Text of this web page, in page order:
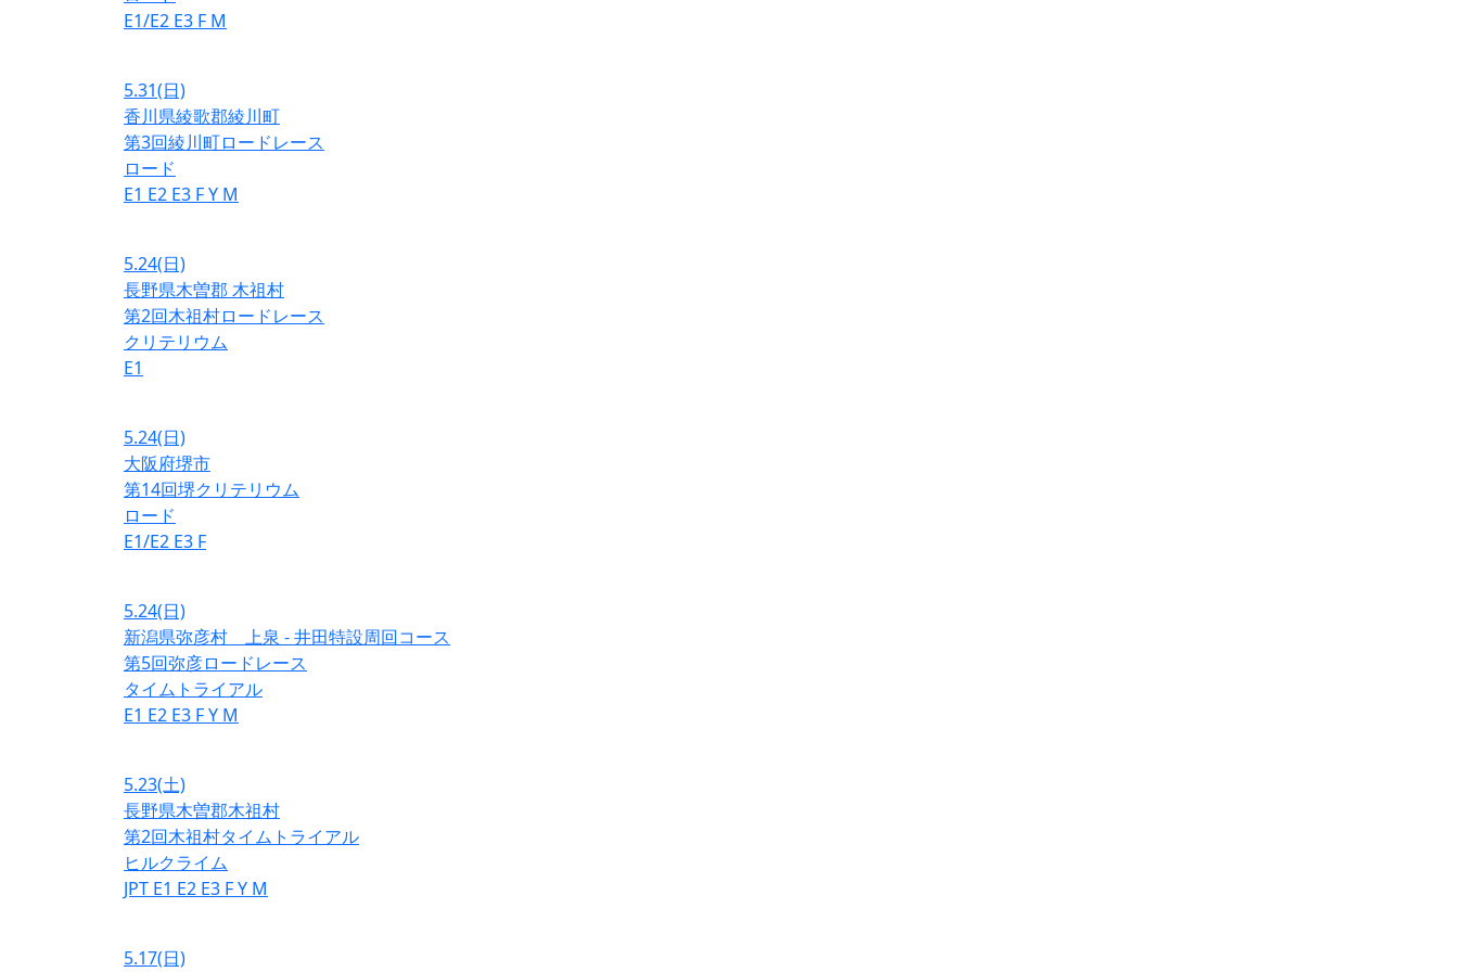
E1/E2 E3 F M
5.31(日)
香川県綾歌郡綾川町
第3回綾川町ロードレース
ロード
E1 E2 E3 FY M
5.24(日)
長野県木曽郡 木祖村
第2回木祖村ロードレース
クリテリウム
E1
5.24(日)
大阪府堺市
第14回堺クリテリウム
ロード
E1/E2 E3 F
5.24(日)
新潟県弥彦村 上泉 - 井田特設周回コース
第5回弥彦ロードレース
タイムトライアル
E1 E2 E3 FY M
5.23(土)
長野県木曽郡木祖村
第2回木祖村タイムトライアル
ヒルクライム
JPT E1 E2 E3 FY M
5.17(日)